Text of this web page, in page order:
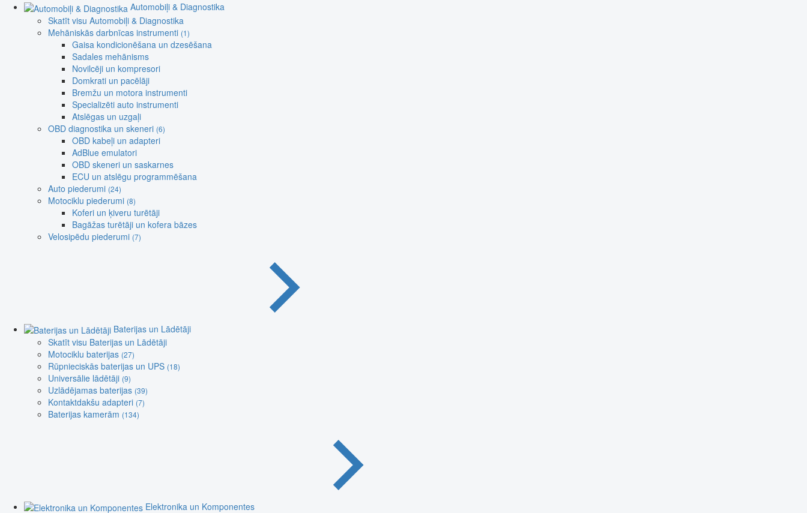
Automobiļi & Diagnostika
Skatīt visu Automobiļi & Diagnostika
Mehāniskās darbnīcas instrumenti (1)
Gaisa kondicionēšana un dzesēšana
Sadales mehānisms
Novilcēji un kompresori
Domkrati un pacēlāji
Bremžu un motora instrumenti
Specializēti auto instrumenti
Atslēgas un uzgaļi
OBD diagnostika un skeneri (6)
OBD kabeļi un adapteri
AdBlue emulatori
OBD skeneri un saskarnes
ECU un atslēgu programmēšana
Auto piederumi (24)
Motociklu piederumi (8)
Koferi un ķiveru turētāji
Bagāžas turētāji un kofera bāzes
Velosipēdu piederumi (7)
Baterijas un Lādētāji
Skatīt visu Baterijas un Lādētāji
Motociklu baterijas (27)
Rūpnieciskās baterijas un UPS (18)
Universālie lādētāji (9)
Uzlādējamas baterijas (39)
Kontaktdakšu adapteri (7)
Baterijas kamerām (134)
Elektronika un Komponentes